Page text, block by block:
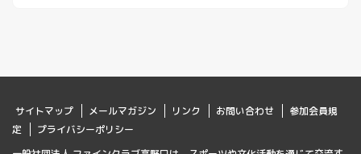
サイトマップ メールマガジン リンク お問い合わせ
参加会員規
定
プライバシーポリシー